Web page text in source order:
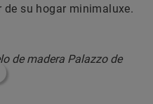
su hogar minimaluxe.